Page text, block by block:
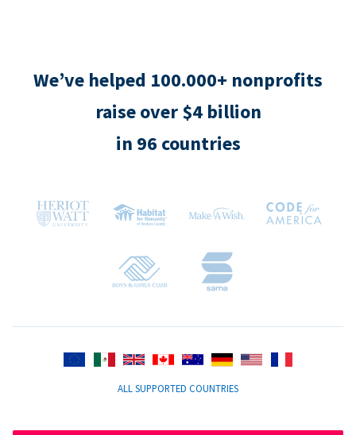
We’ve helped 100.000+ nonprofits
raise over $4 billion
in 96 countries
ALL SUPPORTED COUNTRIES